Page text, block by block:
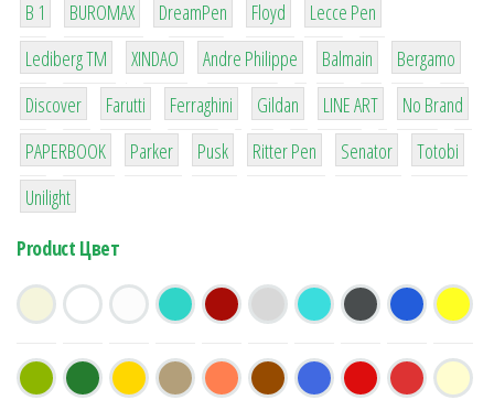
B 1 BUROMAX DreamPen Floyd Lecce Pen
3
Lediberg ТМ
3
XINDAO
1
Andre Philippe
4
Balmain
26
Bergamo
64
Discover
299
Farutti
4
Ferraghini
42
Gildan
4
LINE ART
90
No Brand
8
PAPERBOOK
6
Parker
2
Pusk
22
Ritter Pen
15
Senator
43
Totobi
1
Unilight
Product Цвет